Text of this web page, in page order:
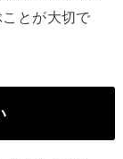
とが大切で